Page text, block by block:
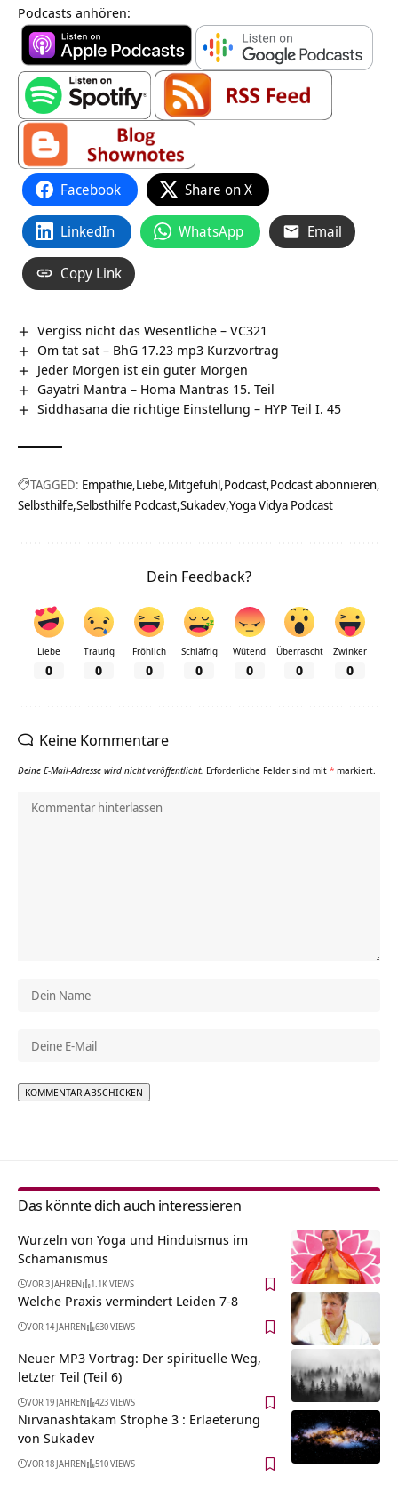
Podcasts anhören:
Facebook Share on X
LinkedIn WhatsApp Email
Copy Link
Vergiss nicht das Wesentliche – VC321
Om tat sat – BhG 17.23 mp3 Kurzvortrag
Jeder Morgen ist ein guter Morgen
Gayatri Mantra – Homa Mantras 15. Teil
Siddhasana die richtige Einstellung – HYP Teil I. 45
TAGGED: Empathie Liebe Mitgefühl Podcast Podcast abonnieren
Selbsthilfe Selbsthilfe Podcast Sukadev Yoga Vidya Podcast
Dein Feedback?
Liebe
0
Traurig
0
Fröhlich
0
Schläfrig
0
Wütend
0
Überrascht
0
Zwinker
0
Keine Kommentare
Deine E-Mail-Adresse wird nicht veröffentlicht. Erforderliche Felder sind mit * markiert.
Das könnte dich auch interessieren
Wurzeln von Yoga und Hinduismus im
Schamanismus
VOR 3 JAHREN 1.1K VIEWS
Welche Praxis vermindert Leiden 7-8
VOR 14 JAHREN 630 VIEWS
Neuer MP3 Vortrag: Der spirituelle Weg,
letzter Teil (Teil 6)
VOR 19 JAHREN 423 VIEWS
Nirvanashtakam Strophe 3 : Erlaeterung
von Sukadev
VOR 18 JAHREN 510 VIEWS